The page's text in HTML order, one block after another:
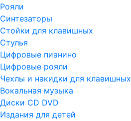
Рояли
Синтезаторы
Стойки для клавишных
Стулья
Цифровые пианино
Цифровые рояли
Чехлы и накидки для клавишных
Вокальная музыка
Диски CD DVD
Издания для детей